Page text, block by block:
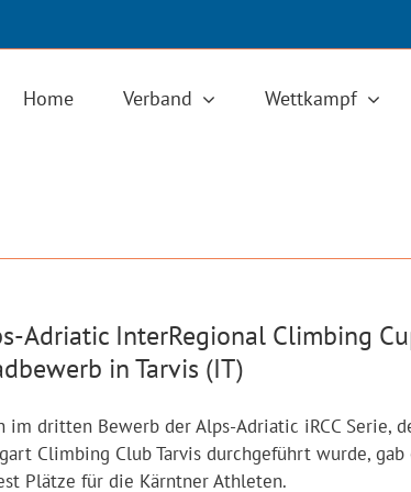
Home Verband Wettkampf
Adriatic InterRegional Climbing
in Tarvis (IT)
im dritten Bewerb der Alps-Adriatic iRCC Serie,
Climbing Club Tarvis durchgeführt wurde,
Plätze für die Kärntner Athleten.